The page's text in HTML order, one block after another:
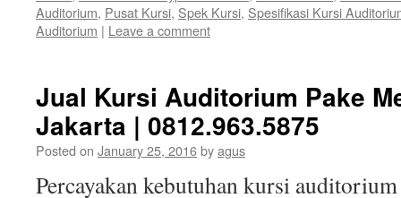
Auditorium, Pusat Kursi, Spek Kursi, Spesifikasi Kursi
Auditorium | Leave a comment
Jual Kursi Auditorium Pake
Jakarta | 0812.963.5875
Posted on January 25, 2016byagus
Percayakan kebutuhan kursi